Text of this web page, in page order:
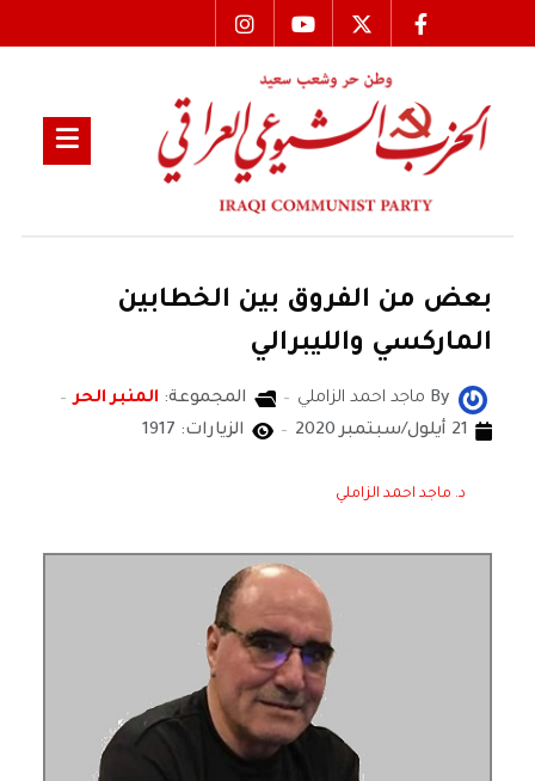
بعض من الفروق بين الخطابين
الماركسي والليبرالي
By ماجد احمد الزاملي المجموعة: المنبر الحر
21 أيلول/سبتمبر 2020
الزيارات: 1917
د. ماجد احمد الزاملي